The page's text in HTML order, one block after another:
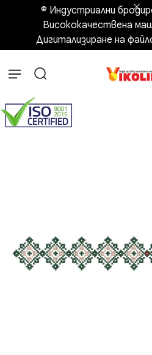
© Индустриални
Висококачествена
Дигитализиране на